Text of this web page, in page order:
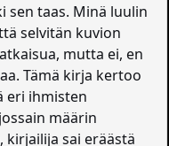
sen taas. Minä luulin
selvitän kuvion
mutta ei, en
Tämä kirja kertoo
eri ihmisten
määrin
kirjailija sai eräästä